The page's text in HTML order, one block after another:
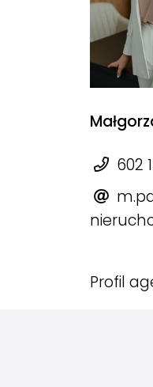
602
Profil